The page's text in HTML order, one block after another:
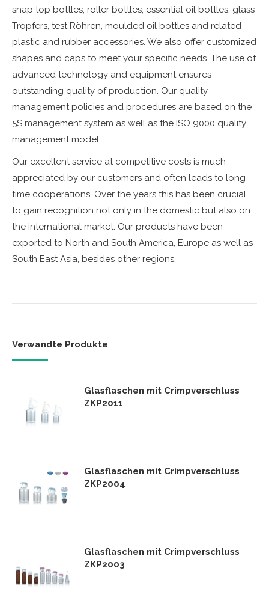
snap top bottles, roller bottles, essential oil bottles, glass
Tropfers, test Röhren, moulded oil bottles and related
plastic and rubber accessories. We also offer customized
shapes and caps to meet your specific needs. The use of
advanced technology and equipment ensures
outstanding quality of production. Our quality
management policies and procedures are based on the
5S management system as well as the ISO 9000 quality
management model.
Our excellent service at competitive costs is much
appreciated by our customers and often leads to long-
time cooperations. Over the years this has been crucial
to gain recognition not only in the domestic but also on
the international market. Our products have been
exported to North and South America, Europe as well as
South East Asia, besides other regions.
Verwandte Produkte
Glasflaschen mit Crimpverschluss
ZKP2011
Glasflaschen mit Crimpverschluss
ZKP2004
Glasflaschen mit Crimpverschluss
ZKP2003